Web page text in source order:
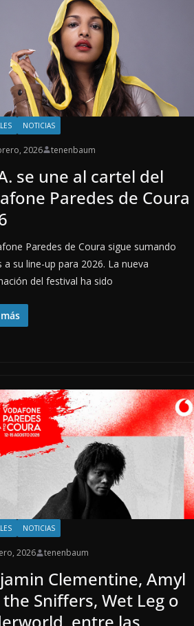
NOTICIAS
2026 tenenbaum
se une al cartel del
Paredes de Coura
Paredes de Coura sigue sumando
a su line-up para 2026. La nueva
del festival ha sido
NOTICIAS
2026 tenenbaum
Clementine, Amyl
Sniffers, Wet Leg o